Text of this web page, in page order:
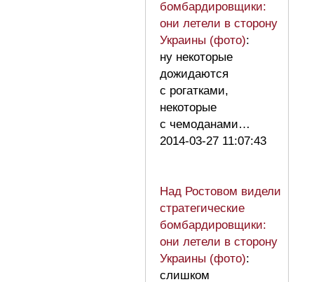
бомбардировщики:
они летели в сторону
Украины (фото):
ну некоторые
дожидаются
с рогатками,
некоторые
с чемоданами…
2014-03-27 11:07:43
Над Ростовом видели
стратегические
бомбардировщики:
они летели в сторону
Украины (фото):
слишком